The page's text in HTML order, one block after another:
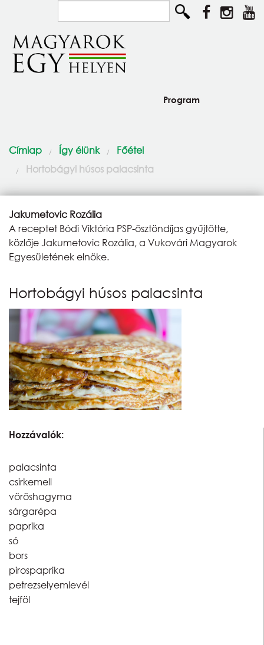
Program
Csodaszarvas program
Partnereink
Jelenlegi hely
Címlap Így élünk
Főétel
Hortobágyi húsos palacsinta
Jakumetovic Rozália
A receptet Bódi Viktória PSP-ösztöndíjas gyűjtötte,
közlője Jakumetovic Rozália, a Vukovári Magyarok
Egyesületének elnöke.
Hortobágyi húsos palacsinta
Hozzávalók:
palacsinta
csirkemell
vöröshagyma
sárgarépa
paprika
só
bors
pirospaprika
petrezselyemlevél
tejföl